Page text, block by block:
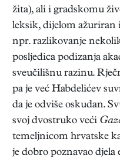
žita), ali i gradskomu
leksik, dijelom
npr. razlikovanje
posljedica podizanja
sveučilišnu razinu.
pa je već Habdelićev
da je odviše oskudan.
svoj dvostruko veći
temeljnicom hrvatske
je dobro poznavao djela